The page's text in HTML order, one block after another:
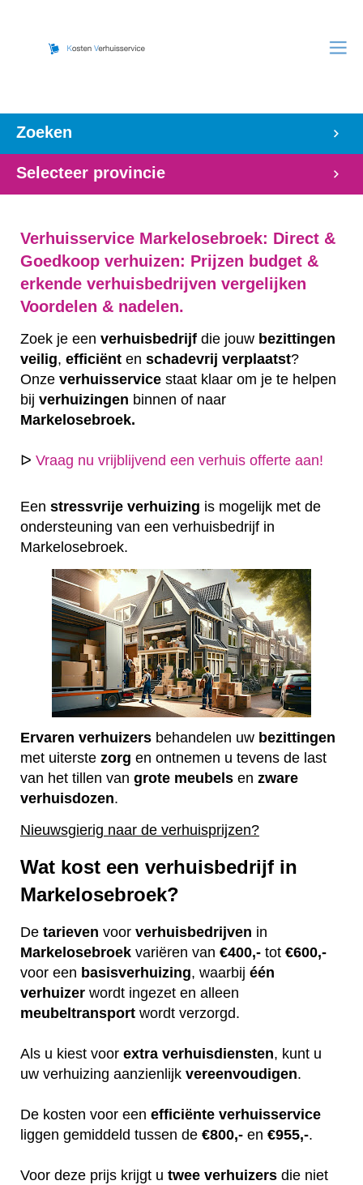
Zoeken
Selecteer provincie
Verhuisservice Markelosebroek: Direct &
Goedkoop verhuizen: Prijzen budget &
erkende verhuisbedrijven vergelijken
Voordelen & nadelen.
Zoek je een verhuisbedrijf die jouw bezittingen
veilig, efficiënt en schadevrij verplaatst?
Onze verhuisservice staat klaar om je te helpen
bij verhuizingen binnen of naar
Markelosebroek.
ᐅ Vraag nu vrijblijvend een verhuis offerte aan!
Een stressvrije verhuizing is mogelijk met de
ondersteuning van een verhuisbedrijf in
Markelosebroek.
Ervaren verhuizers behandelen uw bezittingen
met uiterste zorg en ontnemen u tevens de last
van het tillen van grote meubels en zware
verhuisdozen.
Nieuwsgierig naar de verhuisprijzen?
Wat kost een verhuisbedrijf in
Markelosebroek?
De tarieven voor verhuisbedrijven in
Markelosebroek variëren van €400,- tot €600,-
voor een basisverhuizing, waarbij één
verhuizer wordt ingezet en alleen
meubeltransport wordt verzorgd.
Als u kiest voor extra verhuisdiensten, kunt u
uw verhuizing aanzienlijk vereenvoudigen.
De kosten voor een efficiënte verhuisservice
liggen gemiddeld tussen de €800,- en €955,-.
Voor deze prijs krijgt u twee verhuizers die niet